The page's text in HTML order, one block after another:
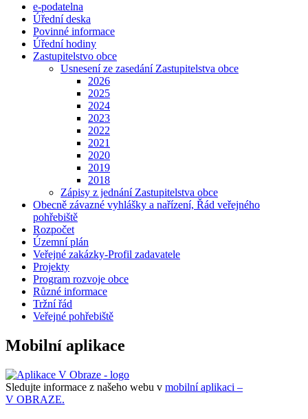
e-podatelna
Úřední deska
Povinné informace
Úřední hodiny
Zastupitelstvo obce
Usnesení ze zasedání Zastupitelstva obce
2026
2025
2024
2023
2022
2021
2020
2019
2018
Zápisy z jednání Zastupitelstva obce
Obecně závazné vyhlášky a nařízení, Řád veřejného
pohřebiště
Rozpočet
Územní plán
Veřejné zakázky-Profil zadavatele
Projekty
Program rozvoje obce
Různé informace
Tržní řád
Veřejné pohřebiště
Mobilní aplikace
Sledujte informace z našeho webu v mobilní aplikaci –
V OBRAZE.